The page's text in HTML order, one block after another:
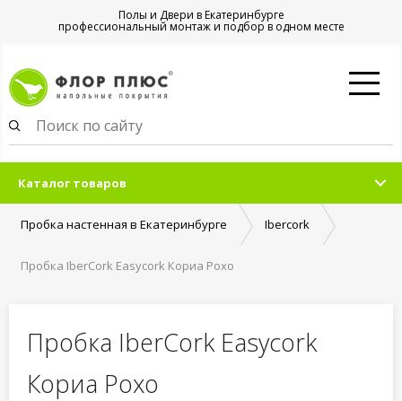
Полы и Двери в Екатеринбурге
профессиональный монтаж и подбор в одном месте
Каталог товаров
Пробка настенная в Екатеринбурге Ibercork
Пробка IberCork Easycork Кориа Рохо
Пробка IberCork Easycork
Кориа Рохо